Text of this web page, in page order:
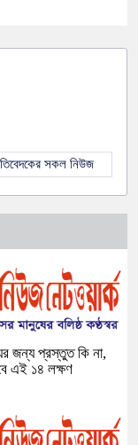
সকল নিউজ
জন্য প্রস্তুত কি না,
এই ১৪ লক্ষণ